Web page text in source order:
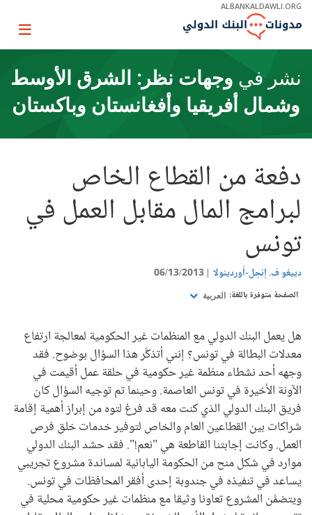
Skip
Main
ALBANKALDAWLI.ORG
Page
نشر في وجهات نظر: الشرق الأوسط
وشمال أفريقيا وأفغانستان وباكستان
دفعة من القطاع الخاص
لبرامج المال مقابل العمل في
تونس
دييغو ف. إنجل-أوردينولا 06/13/2013
الصفحة متوفرة باللغة: العربية
هل يعمل البنك الدولي مع المنظمات غير الحكومية لمعالجة ارتفاع
معدلات البطالة في تونس؟ إنني أتذكَّر هذا السؤال بوضوح. فقد
وجهه أحد نشطاء منظمة غير حكومية في حلقة عمل أقيمت في
الآونة الأخيرة في تونس العاصمة. وحينما تم توجيه السؤال كان
فريق البنك الدولي الذي كنت معه قد فرغ لتوه من إبراز أهمية إقامة
شراكات بين القطاعين العام والخاص لتوفير خدمات خلق فرص
العمل. وكانت إجابتنا القاطعة هي "نعم!". فقد حشد البنك الدولي
موارد في شكل منح من الحكومة اليابانية لمساندة مشروع تجريبي
يساعد في تنفيذه في جندوبة إحدى أفقر المحافظات في تونس.
ويتضمَّن المشروع تعاونا وثيقا مع منظمات غير حكومية محلية في